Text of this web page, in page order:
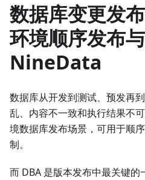
数据库变更发
环境顺序发布
NineData
数据库从开发到测试、预发再
乱、内容不一致和执行结果不
境数据库发布场景，可用于顺
制。
而 DBA 是版本发布中最关键